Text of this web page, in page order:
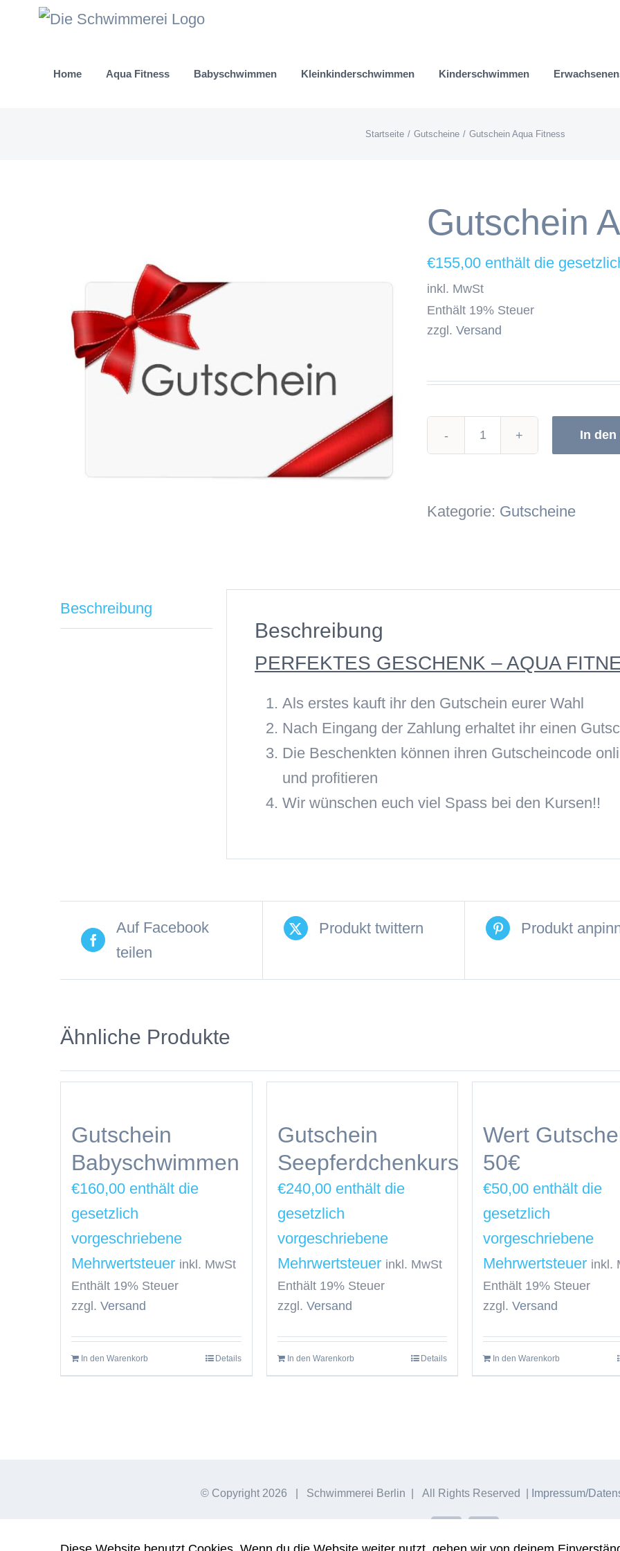
Home Aqua Fitness Babyschwimmen Kleinkinderschwimmen Kinderschwimmen
Startseite Gutscheine Gutschein Aqua Fitness
Gutschein
€155,00
inkl. MwSt
Enthält 19% Steuer
zzgl. Versand
[Digital]
In den
Kategorie: Gutscheine
Beschreibung
Beschreibung
PERFEKTES GESCHENK – AQUA
Als erstes kauft ihr den Gutschein eurer Wahl
Nach Eingang der Zahlung erhaltet ihr einen
Die Beschenkten können ihren Gutscheincode
und profitieren
Wir wünschen euch viel Spass bei den Kursen!!
Auf Facebook
teilen
Produkt twittern Produkt
Ähnliche Produkte
Gutschein
Babyschwimmen
€160,00
inkl. MwSt
Enthält 19% Steuer
zzgl. Versand
In den Warenkorb Details
Gutschein
Seepferdchenkurs
€240,00
inkl. MwSt
Enthält 19% Steuer
zzgl. Versand
In den Warenkorb Details
Wert
50€
€50,00
inkl.
Enthält 19% Steuer
zzgl. Versand
In den Warenkorb
© Copyright 2026 | Schwimmerei Berlin | All Rights Reserved | Impressum/